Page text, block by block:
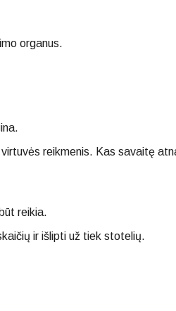
organus.
reikmenis. Kas savaitę
reikia.
ir išlipti už tiek stotelių.